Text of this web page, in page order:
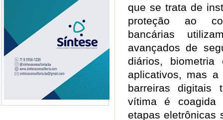
que se trata de
proteção ao
bancárias
avançados de
diários, biometria
aplicativos, mas
barreiras digitais
vítima é coagida
etapas eletrônicas